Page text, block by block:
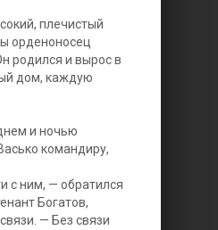
плечистый
орденоносец
родился и вырос в
дом, каждую
и ночью
командиру,
с ним, — обратился
Богатов,
— Без связи